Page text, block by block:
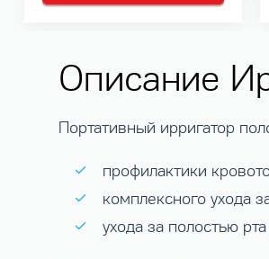
Описание
Портативный ирригатор
профилактики
комплексного ухода
ухода за полостью